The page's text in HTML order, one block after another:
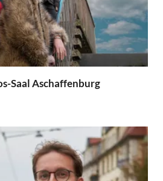
Saal Aschaffenburg